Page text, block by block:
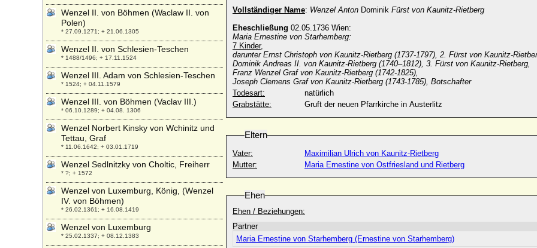
Vollständiger Name: Wenzel Anton Dominik Fürst von Kaunitz-Rietberg
Eheschließung 02.05.1736 Wien:
Maria Ernestine von Starhemberg:
7 Kinder,
darunter Ernst Christoph von Kaunitz-Rietberg (1737-1797), 2. Fürst von Kaunitz-
Dominik Andreas II. von Kaunitz-Rietberg (1740–1812), 3. Fürst von Kaunitz-Rietberg,
Franz Wenzel Graf von Kaunitz-Rietberg (1742-1825),
Joseph Clemens Graf von Kaunitz-Rietberg (1743-1785), Botschafter
Todesart:
natürlich
Grabstätte:
Gruft der neuen Pfarrkirche in Austerlitz
Eltern
Vater:
Maximilian Ulrich von Kaunitz-Rietberg
Mutter:
Maria Ernestine von Ostfriesland und Rietberg
Ehen
Ehen / Beziehungen:
Partner
Maria Ernestine von Starhemberg (Ernestine von Starhemberg)
Wenzel II. von Böhmen (Waclaw II. von
Polen)
* 27.09.1271; + 21.06.1305
Wenzel II. von Schlesien-Teschen
* 1488/1496; + 17.11.1524
Wenzel III. Adam von Schlesien-Teschen
* 1524; + 04.11.1579
Wenzel III. von Böhmen (Vaclav III.)
* 06.10.1289; + 04.08. 1306
Wenzel Norbert Kinsky von Wchinitz und
Tettau, Graf
* 11.06.1642; + 03.01.1719
Wenzel Sedlnitzky von Choltic, Freiherr
* ?; + 1572
Wenzel von Luxemburg, König, (Wenzel
IV. von Böhmen)
* 26.02.1361; + 16.08.1419
Wenzel von Luxemburg
* 25.02.1337; + 08.12.1383